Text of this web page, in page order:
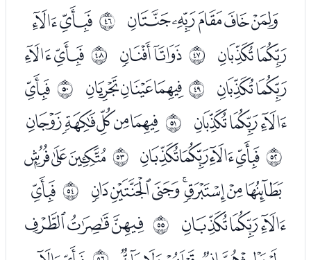
ﭨﭩﭪﭫﭬ ﰭﭮﭯ
ﭰﭱ ﰮ ﭳﭴ ﰯ ﭶﭷ
ﭸﭹ ﰰﭻﭼﭽ ﰱ ﭿ
ﮀﮁﮂ ﰲﮄﮅﮆﮇﮈ
ﰳﮊﮋﮌﮍ ﰴ ﮏﮐﮑ
ﮒﮓﮔﮕﮖﮗﮘ ﰵ ﮚ
ﮛﮜﮝ ﰶ ﮟﮠﮡ